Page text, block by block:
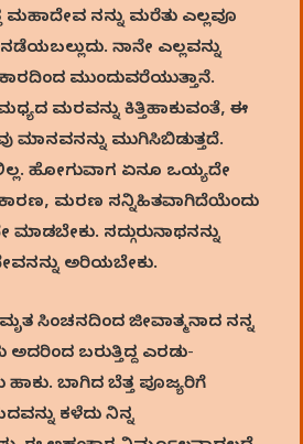
ನನ್ನು ಮರೆತು ಎಲ್ಲವೂ
ನಡೆಯಬಲ್ಲುದು. ನಾನೇ ಎಲ್ಲವನ್ನು
ಮುಂದುವರೆಯುತ್ತಾನೆ.
ಮರವನ್ನು ಕಿತ್ತಿಹಾಕುವಂತೆ, ಈ
ಮಾನವನನ್ನು ಮುಗಿಸಿಬಿಡುತ್ತದೆ.
ಹೋಗುವಾಗ ಏನೂ ಒಯ್ಯದೇ
ಮರಣ ಸನ್ನಿಹಿತವಾಗಿದೆಯೆಂದು
ಮಾಡಬೇಕು. ಸದ್ಗುರುನಾಥನನ್ನು
ಅರಿಯಬೇಕು.
ಸಿಂಚನದಿಂದ ಜೀವಾತ್ಮನಾದ ನನ್ನ
ಅದರಿಂದ ಬರುತ್ತಿದ್ದ ಎರಡು-
ಹಾಕು. ಬಾಗಿದ ಬೆತ್ತ ಪೂಜ್ಯರಿಗೆ
ಕಳೆದು ನಿನ್ನ